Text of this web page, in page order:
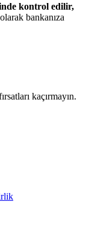
kontrol edilir,
bankanıza
kaçırmayın.